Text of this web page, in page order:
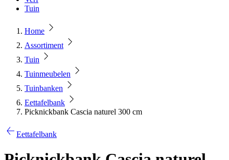
Tuin
Home
Assortiment
Tuin
Tuinmeubelen
Tuinbanken
Eettafelbank
Picknickbank Cascia naturel 300 cm
Eettafelbank